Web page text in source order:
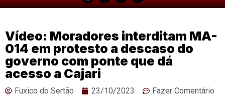
Vídeo: Moradores interditam MA-
014 em protesto a descaso do
governo com ponte que dá
acesso a Cajari
Fuxico do Sertão 23/10/2023 Fazer Comentário